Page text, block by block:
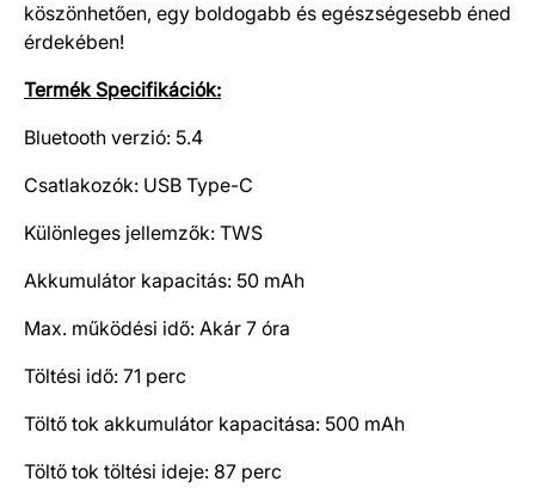
köszönhetően, egy boldogabb és egészségesebb éned
érdekében!
Termék Specifikációk:
Bluetooth verzió: 5.4
Csatlakozók: USB Type-C
Különleges jellemzők: TWS
Akkumulátor kapacitás: 50 mAh
Max. működési idő: Akár 7 óra
Töltési idő: 71 perc
Töltő tok akkumulátor kapacitása: 500 mAh
Töltő tok töltési ideje: 87 perc